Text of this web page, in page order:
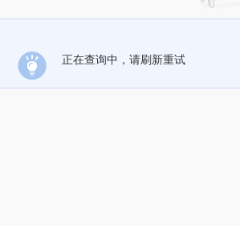
正在查询中，请刷新重试